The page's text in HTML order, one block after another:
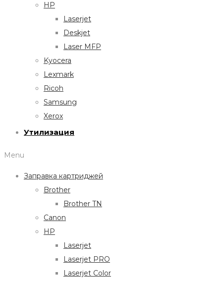
HP
Laserjet
Deskjet
Laser MFP
Kyocera
Lexmark
Ricoh
Samsung
Xerox
Утилизация
Menu
Заправка картриджей
Brother
Brother TN
Canon
HP
Laserjet
Laserjet PRO
Laserjet Color